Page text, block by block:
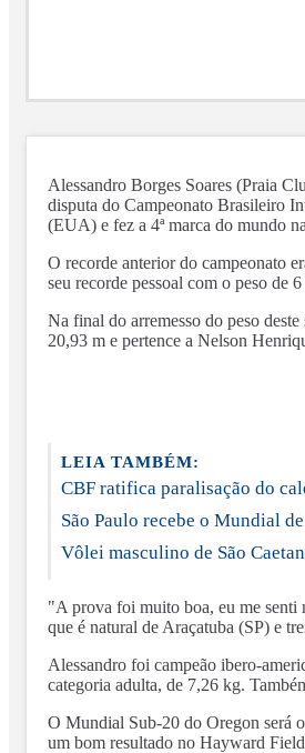
Alessandro Borges Soares (Praia
disputa do Campeonato Brasileiro
(EUA) e fez a 4ª marca do mundo
O recorde anterior do campeonato
seu recorde pessoal com o peso de
Na final do arremesso do peso
20,93 m e pertence a Nelson
LEIA TAMBÉM:
CBF ratifica paralisação do
São Paulo recebe o Mundial
Vôlei masculino de São
"A prova foi muito boa, eu me senti
que é natural de Araçatuba (SP) e
Alessandro foi campeão ibero-
categoria adulta, de 7,26 kg.
O Mundial Sub-20 do Oregon será
um bom resultado no Hayward